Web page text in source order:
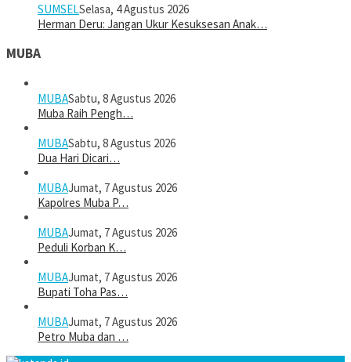
SUMSELSelasa, 4 Agustus 2026
Herman Deru: Jangan Ukur Kesuksesan Anak…
MUBA
MUBASabtu, 8 Agustus 2026
Muba Raih Pengh…
MUBASabtu, 8 Agustus 2026
Dua Hari Dicari…
MUBAJumat, 7 Agustus 2026
Kapolres Muba P…
MUBAJumat, 7 Agustus 2026
Peduli Korban K…
MUBAJumat, 7 Agustus 2026
Bupati Toha Pas…
MUBAJumat, 7 Agustus 2026
Petro Muba dan …